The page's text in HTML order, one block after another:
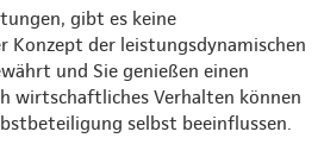
gibt es keine
Konzept der leistungsdynamischen
und Sie genießen einen
wirtschaftliches Verhalten können
selbst beeinflussen.